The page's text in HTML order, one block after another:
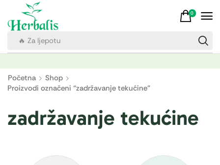
🔥 Za ljepotu
0
Početna
Shop
Proizvodi označeni “zadržavanje tekućine”
zadržavanje tekućine